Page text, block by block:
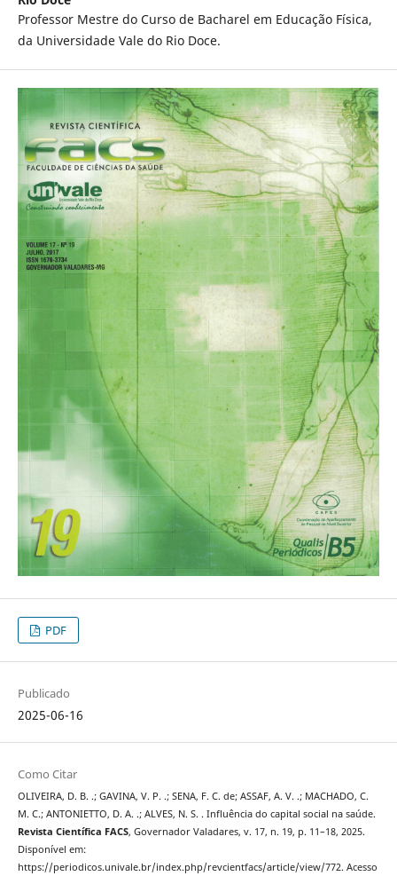
Professor Mestre do Curso de Bacharel em Educação Física,
da Universidade Vale do Rio Doce.
PDF
Publicado
2025-06-16
Como Citar
OLIVEIRA, D. B. .; GAVINA, V. P. .; SENA, F. C. de; ASSAF, A. V. .; MACHADO, C.
M. C.; ANTONIETTO, D. A. .; ALVES, N. S. . Influência do capital social na saúde.
Revista Científica FACS, Governador Valadares, v. 17, n. 19, p. 11–18, 2025.
Disponível em:
https://periodicos.univale.br/index.php/revcientfacs/article/view/772. Acesso